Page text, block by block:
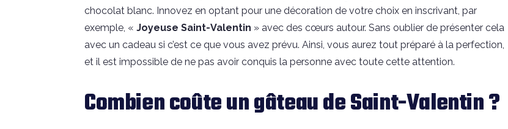
chocolat blanc. Innovez en optant pour une décoration de votre choix en inscrivant, par
exemple, « Joyeuse Saint-Valentin » avec des cœurs autour. Sans oublier de présenter cela
avec un cadeau si c’est ce que vous avez prévu. Ainsi, vous aurez tout préparé à la perfection,
et il est impossible de ne pas avoir conquis la personne avec toute cette attention.
Combien coûte un gâteau de Saint-Valentin ?